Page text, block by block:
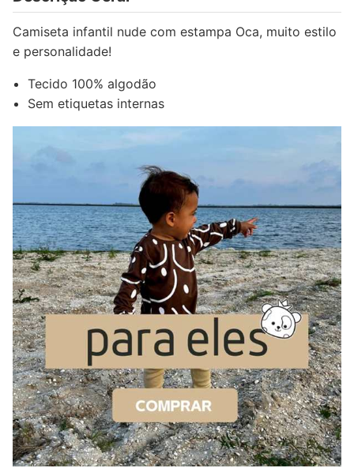
Camiseta infantil nude com estampa Oca, muito estilo
e personalidade!
Tecido 100% algodão
Sem etiquetas internas